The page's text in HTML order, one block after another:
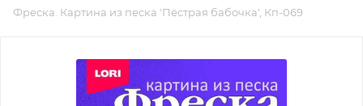
Фреска. Картина из песка 'Пёстрая бабочка', Кп-069